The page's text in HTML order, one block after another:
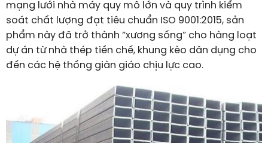
mạng lưới nhà máy quy mô lớn và quy trình kiểm
soát chất lượng đạt tiêu chuẩn ISO 9001:2015, sản
phẩm này đã trở thành “xương sống” cho hàng loạt
dự án từ nhà thép tiền chế, khung kèo dân dụng cho
đến các hệ thống giàn giáo chịu lực cao.